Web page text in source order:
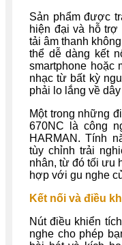
Sản phẩm được
hiện đại và hỗ trợ
tải âm thanh
thể dễ dàng kết
smartphone hoặc
nhạc từ bất kỳ
phải lo lắng về
Một trong những
670NC là công
HARMAN. Tính
tùy chỉnh trải
nhân, từ đó tối ưu
hợp với gu nghe
Kết nối và điều
Nút điều khiển
nghe cho phép